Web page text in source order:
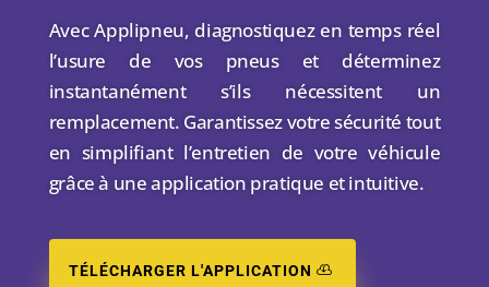
Avec Applipneu, diagnostiquez en temps réel
l’usure de vos pneus et déterminez
instantanément s’ils nécessitent un
remplacement. Garantissez votre sécurité tout
en simplifiant l’entretien de votre véhicule
grâce à une application pratique et intuitive.
TÉLÉCHARGER L'APPLICATION